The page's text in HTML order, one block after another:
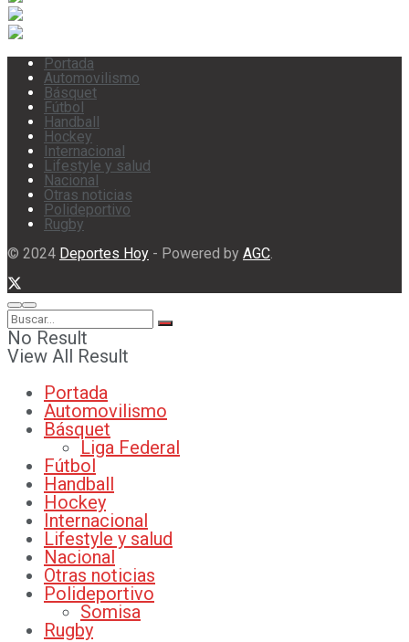
Portada
Automovilismo
Básquet
Fútbol
Handball
Hockey
Internacional
Lifestyle y salud
Nacional
Otras noticias
Polideportivo
Rugby
© 2024 Deportes Hoy - Powered by AGC.
No Result
View All Result
Portada
Automovilismo
Básquet
Liga Federal
Fútbol
Handball
Hockey
Internacional
Lifestyle y salud
Nacional
Otras noticias
Polideportivo
Somisa
Rugby